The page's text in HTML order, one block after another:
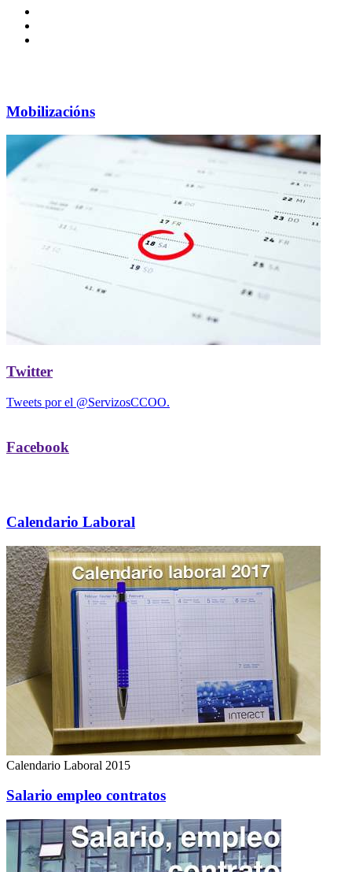
Mobilizacións
Twitter
Tweets por el @ServizosCCOO.
Facebook
Calendario Laboral
Calendario Laboral 2015
Salario empleo contratos